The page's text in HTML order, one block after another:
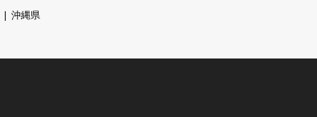
沖縄県